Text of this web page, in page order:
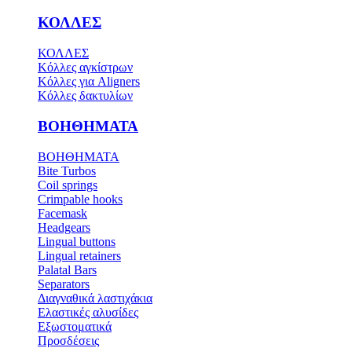
ΚΟΛΛΕΣ
ΚΟΛΛΕΣ
Κόλλες αγκίστρων
Κόλλες για Aligners
Κόλλες δακτυλίων
ΒΟΗΘΗΜΑΤΑ
ΒΟΗΘΗΜΑΤΑ
Bite Turbos
Coil springs
Crimpable hooks
Facemask
Headgears
Lingual buttons
Lingual retainers
Palatal Bars
Separators
Διαγναθικά λαστιχάκια
Ελαστικές αλυσίδες
Εξωστοματικά
Προσδέσεις